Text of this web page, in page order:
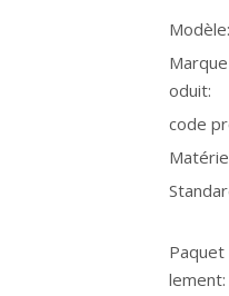
Modèle:
oduit:
code
lement: